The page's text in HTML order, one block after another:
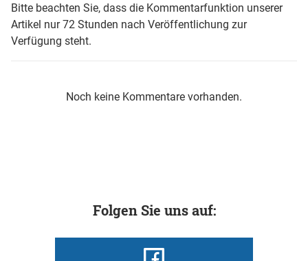
Bitte beachten Sie, dass die Kommentarfunktion unserer
Artikel nur 72 Stunden nach Veröffentlichung zur
Verfügung steht.
Noch keine Kommentare vorhanden.
Folgen Sie uns auf: